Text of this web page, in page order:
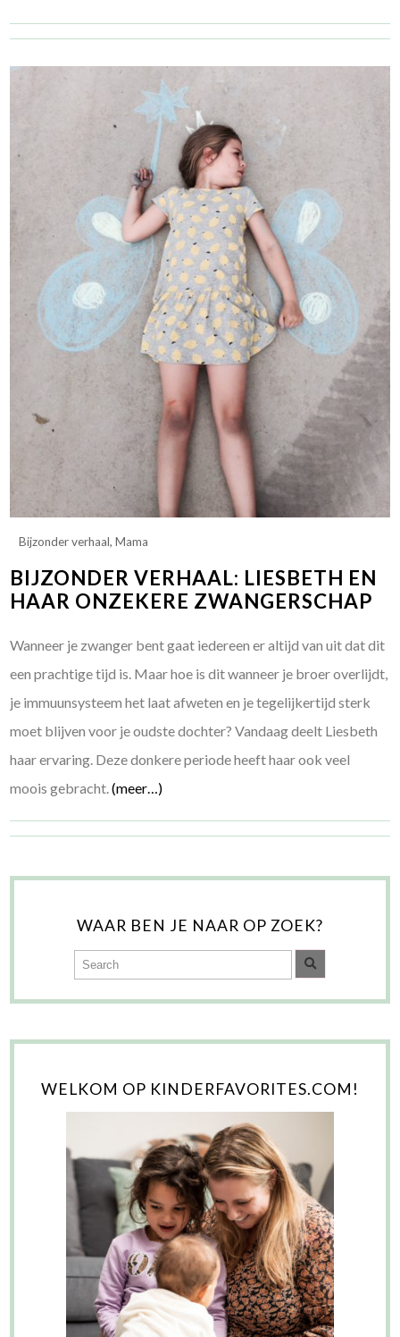
Bijzonder verhaal,Mama
BIJZONDER VERHAAL: LIESBETH EN
HAAR ONZEKERE ZWANGERSCHAP
Wanneer je zwanger bent gaat iedereen er altijd van uit dat dit
een prachtige tijd is. Maar hoe is dit wanneer je broer overlijdt,
je immuunsysteem het laat afweten en je tegelijkertijd sterk
moet blijven voor je oudste dochter? Vandaag deelt Liesbeth
haar ervaring. Deze donkere periode heeft haar ook veel
moois gebracht.(meer…)
WAAR BEN JE NAAR OP ZOEK?
WELKOM OP KINDERFAVORITES.COM!